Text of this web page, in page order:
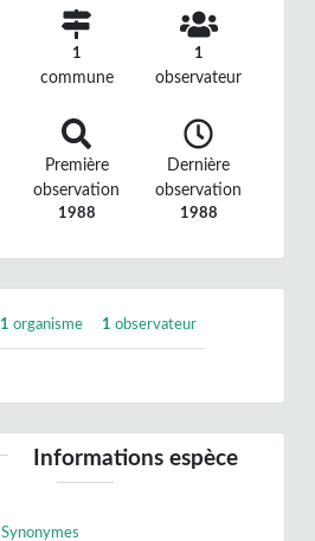
1
commune
1
observateur
Première
observation
1988
Dernière
observation
1988
1 organisme 1 observateur
Informations espèce
Synonymes